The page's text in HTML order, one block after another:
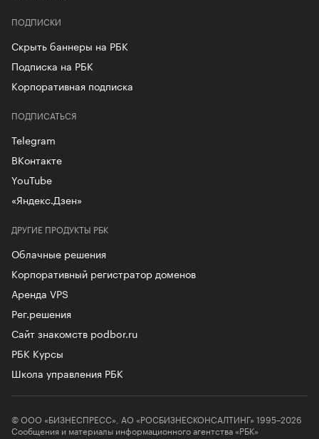
ПОДПИСКИ
Скрыть баннеры на РБК
Подписка на РБК
Корпоративная подписка
ДРУГИЕ ПРОДУКТЫ РБК
Облачные решения
Корпоративный регистратор доменов
Аренда VPS
Рег.решения
Сайт знакомств podbor.ru
РБК Курсы
Школа управления РБК
ПОДПИСАТЬСЯ
Telegram
ВКонтакте
YouTube
«Яндекс.Дзен»
© ООО «БИЗНЕСПРЕСС», АО «РОСБИЗНЕСКОНСАЛТИНГ» 1995–2026
Сообщения и материалы информационного агентства «РБК»